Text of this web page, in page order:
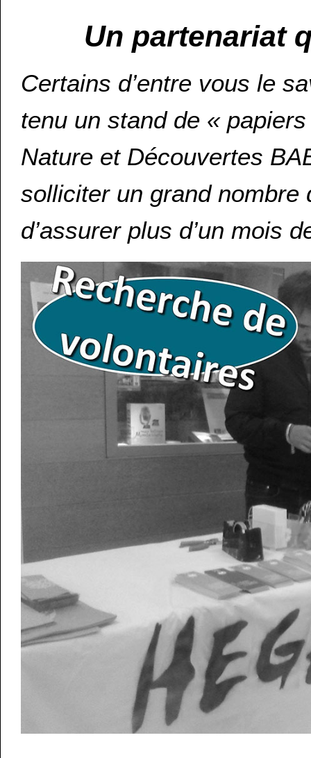
Un partenariat
Certains d’entre vous le
tenu un stand de «
Nature et Découvertes
solliciter un grand
d’assurer plus d’un mois